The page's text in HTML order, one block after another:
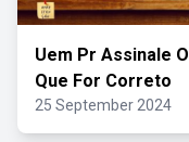
Uem Pr Assinale O
Que For Correto
25 September 2024